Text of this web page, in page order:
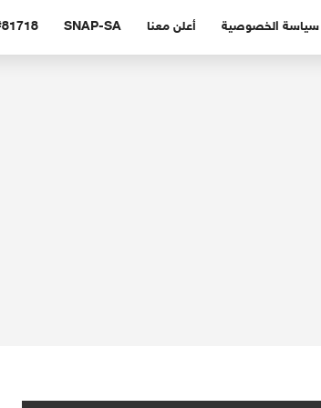
سياسة الخصوصية أعلن معنا SNAP-SA #81718 (بدون